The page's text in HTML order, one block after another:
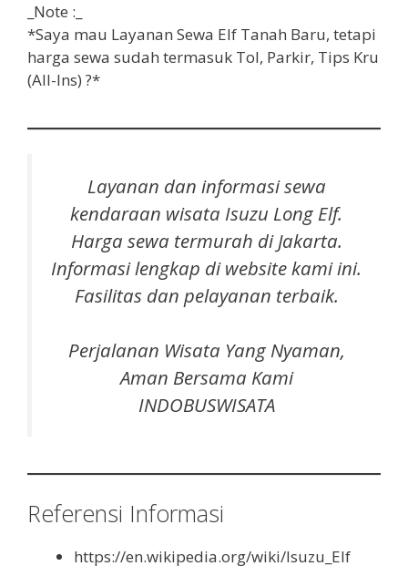
_Note :_
*Saya mau Layanan Sewa Elf Tanah Baru, tetapi
harga sewa sudah termasuk Tol, Parkir, Tips Kru
(All-Ins) ?*
Layanan dan informasi sewa
kendaraan wisata Isuzu Long Elf.
Harga sewa termurah di Jakarta.
Informasi lengkap di website kami ini.
Fasilitas dan pelayanan terbaik.
Perjalanan Wisata Yang Nyaman,
Aman Bersama Kami
INDOBUSWISATA
Referensi Informasi
https://en.wikipedia.org/wiki/Isuzu_Elf